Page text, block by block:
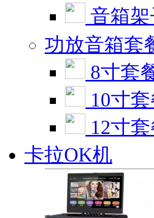
音箱架
功放音箱套
8寸套
10寸
12寸
卡拉OK机